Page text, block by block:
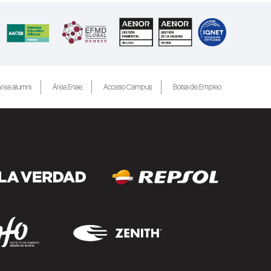
alumni Área Enae Acceso Campus Bolsa de Empleo